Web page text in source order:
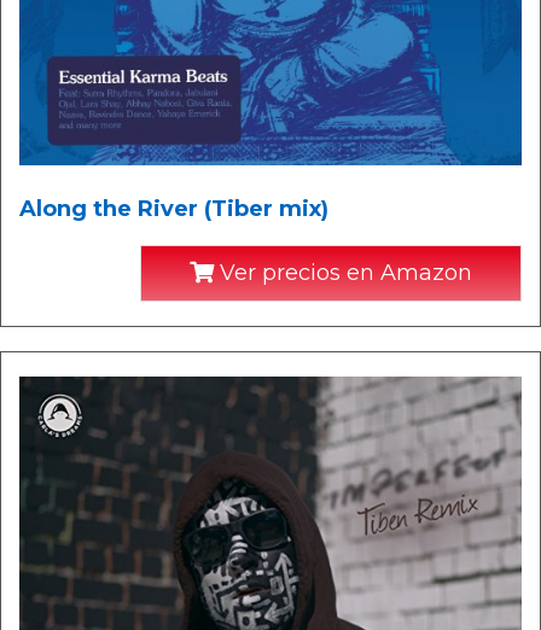
Along the River (Tiber mix)
Ver precios en Amazon